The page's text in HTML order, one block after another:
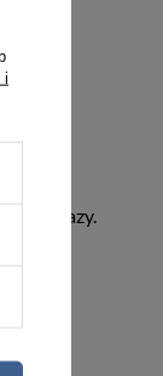
ilość razy.
i